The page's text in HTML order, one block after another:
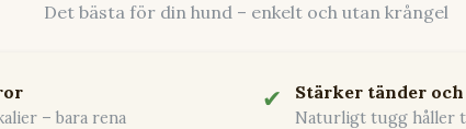
Det bästa för din hund – enkelt och utan krångel
– bara rena
✔ Stärker tänder
Naturligt tugg håller